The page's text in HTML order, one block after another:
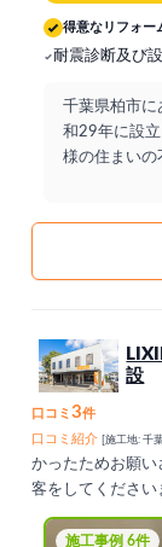
得意なリフォー
耐震診断及び
千葉県柏市に
和29年に設
様の住まいの
設
口コミ3件
口コミ紹介
[施工地: 千
かったためお願
客をしてください
施工事例 6件